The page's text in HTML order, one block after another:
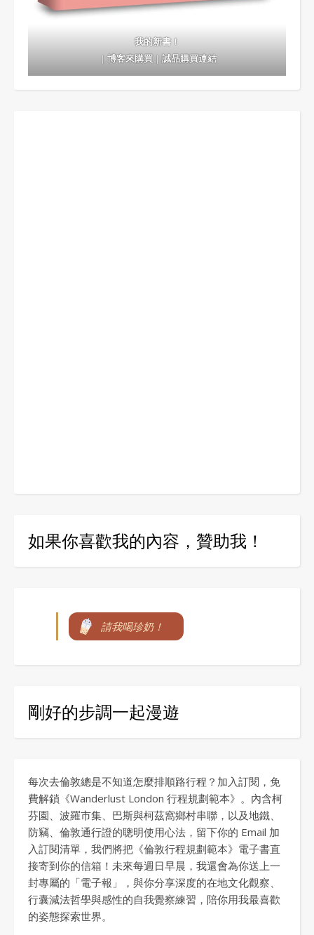
我的新書！
｜博客來購買｜誠品購買連結
如果你喜歡我的內容，贊助我！
請我喝珍奶！
剛好的步調一起漫遊
每次去倫敦總是不知道怎麼排順路行程？加入訂閱，免
費解鎖《Wanderlust London 行程規劃範本》。內含柯
芬園、波羅市集、巴斯與柯茲窩鄉村串聯，以及地鐵、
防竊、倫敦通行證的聰明使用心法，留下你的 Email 加
入訂閱清單，我們將把《倫敦行程規劃範本》電子書直
接寄到你的信箱！未來每週日早晨，我還會為你送上一
封專屬的「電子報」，與你分享深度的在地文化觀察、
行囊減法哲學與感性的自我覺察練習，陪你用我最喜歡
的姿態探索世界。